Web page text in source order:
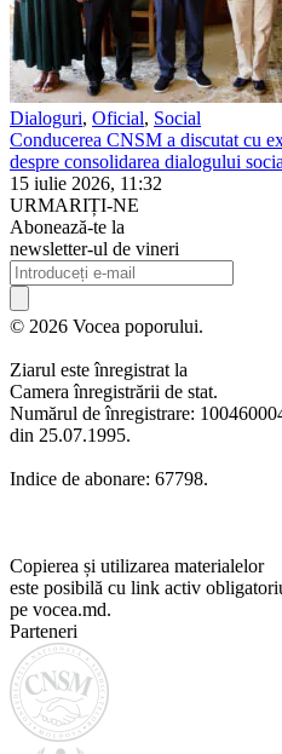
Dialoguri, Oficial, Social
Conducerea CNSM a discutat cu
despre consolidarea dialogului
15 iulie 2026, 11:32
URMARIȚI-NE
Abonează-te la
newsletter-ul de vineri
© 2026 Vocea poporului.
Ziarul este înregistrat la
Camera înregistrării de stat.
Numărul de înregistrare:
din 25.07.1995.
Indice de abonare: 67798.
Copierea și utilizarea materialelor
este posibilă cu link activ
pe vocea.md.
Parteneri